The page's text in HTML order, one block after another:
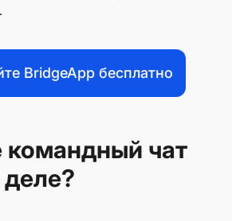
BridgeApp бесплатно
командный чат